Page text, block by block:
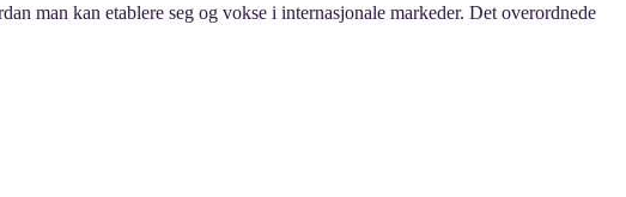
man kan etablere seg og vokse i internasjonale markeder. Det overordnede